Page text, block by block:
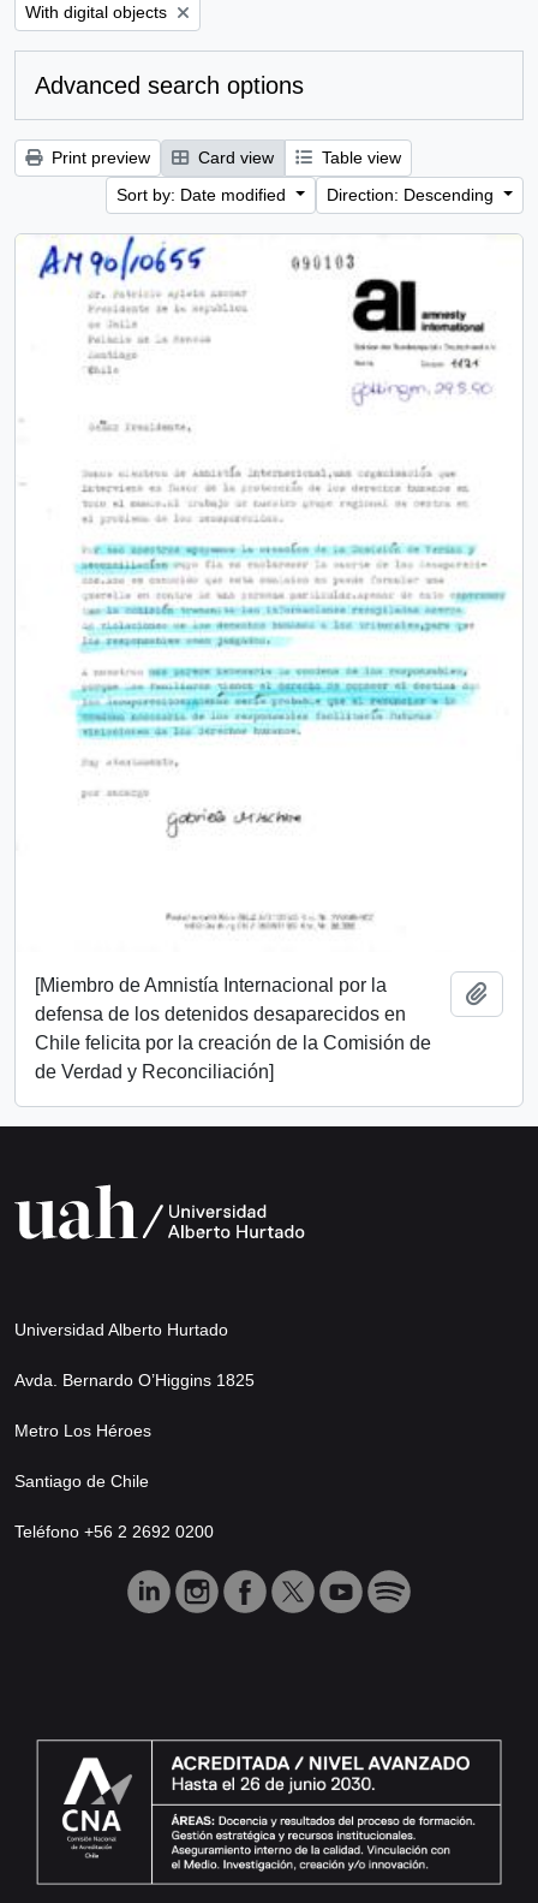
Remove filter:
With digital objects
Advanced search options
Print preview Card view
Table view
Sort by: Date modified
Direction: Descending
[Miembro de Amnistía Internacional por la
defensa de los detenidos desaparecidos en
Chile felicita por la creación de la Comisión de
de Verdad y Reconciliación]
Universidad Alberto Hurtado
Avda. Bernardo O’Higgins 1825
Metro Los Héroes
Santiago de Chile
Teléfono +56 2 2692 0200